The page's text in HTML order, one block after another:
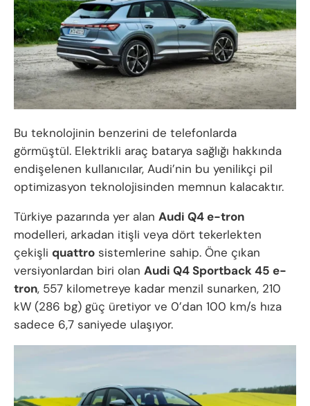
Bu teknolojinin benzerini de telefonlarda
görmüştül. Elektrikli araç batarya sağlığı hakkında
endişelenen kullanıcılar, Audi’nin bu yenilikçi pil
optimizasyon teknolojisinden memnun kalacaktır.
Türkiye pazarında yer alan Audi Q4 e-tron
modelleri, arkadan itişli veya dört tekerlekten
çekişli quattro sistemlerine sahip. Öne çıkan
versiyonlardan biri olan Audi Q4 Sportback 45 e-
tron, 557 kilometreye kadar menzil sunarken, 210
kW (286 bg) güç üretiyor ve 0’dan 100 km/s hıza
sadece 6,7 saniyede ulaşıyor.